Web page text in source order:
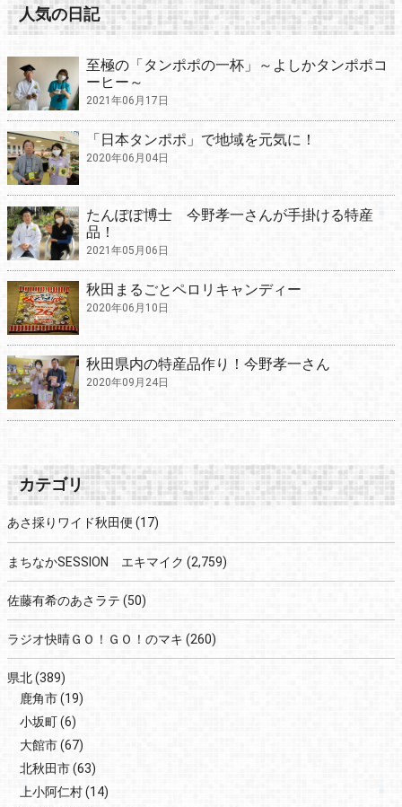
人気の日記
至極の「タンポポの一杯」～よしかタンポポコ
ーヒー～
2021年06月17日
「日本タンポポ」で地域を元気に！
2020年06月04日
たんぽぽ博士 今野孝一さんが手掛ける特産
品！
2021年05月06日
秋田まるごとペロリキャンディー
2020年06月10日
秋田県内の特産品作り！今野孝一さん
2020年09月24日
カテゴリ
あさ採りワイド秋田便 (17)
まちなかSESSION エキマイク (2,759)
佐藤有希のあさラテ (50)
ラジオ快晴ＧＯ！ＧＯ！のマキ (260)
県北(389)
鹿角市(19)
小坂町(6)
大館市(67)
北秋田市(63)
上小阿仁村(14)